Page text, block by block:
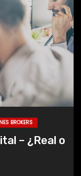
– ¿Por qué
el
– Una
En Línea
BROKERS
– ¿Real o